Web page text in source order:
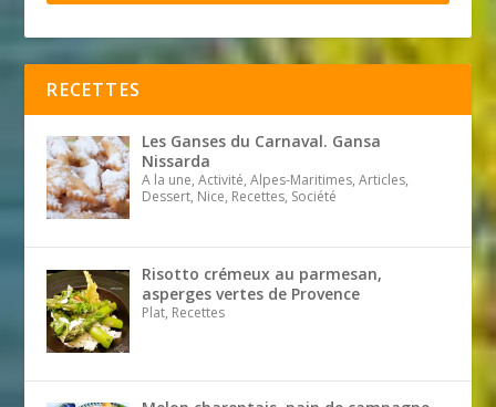
RECETTES
Les Ganses du Carnaval. Gansa
Nissarda
A la une, Activité, Alpes-Maritimes, Articles,
Dessert, Nice, Recettes, Société
Risotto crémeux au parmesan,
asperges vertes de Provence
Plat, Recettes